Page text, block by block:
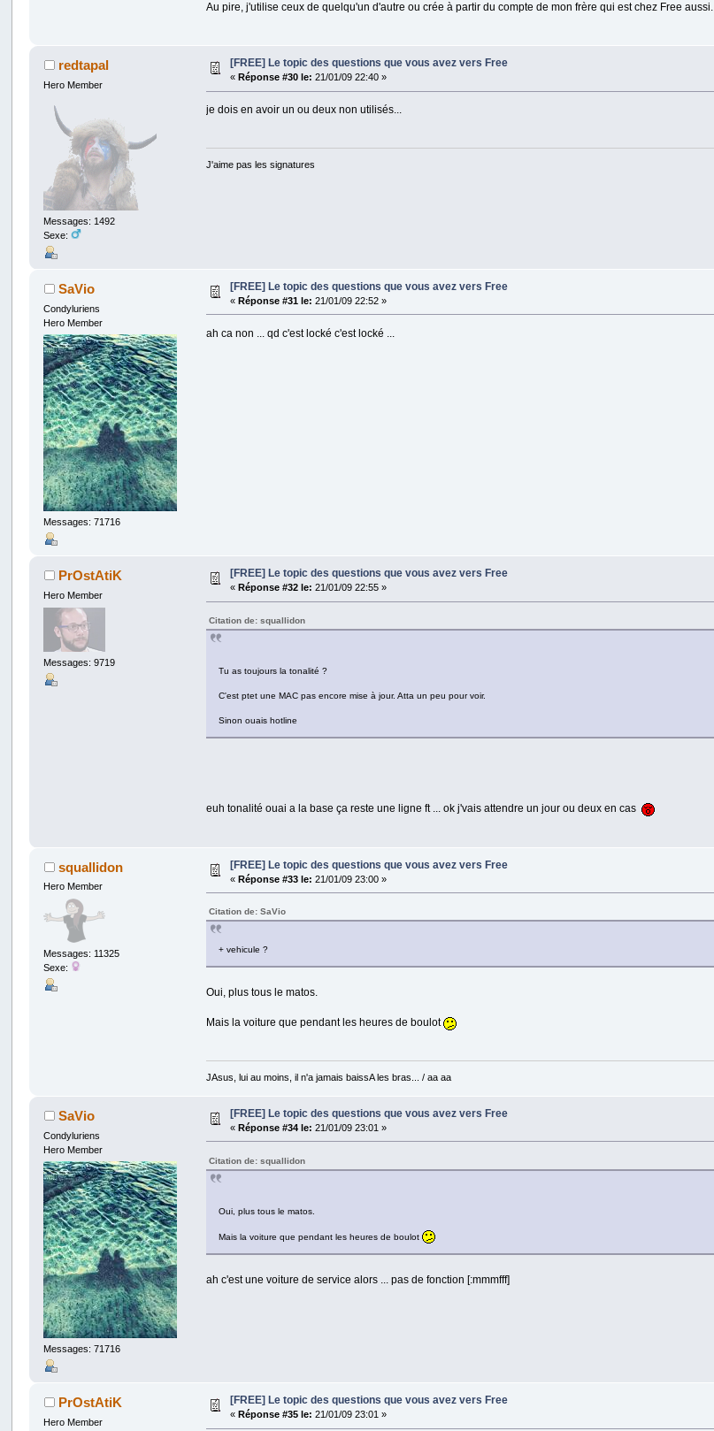
Au pire, j'utilise ceux de quelqu'un d'autre ou crée à partir du compte de mon frère qui est chez Free aussi.
redtapal
Hero Member
Messages: 1492
Sexe:
[FREE] Le topic des questions que vous avez vers Free
« Réponse #30 le: 21/01/09 22:40 »
je dois en avoir un ou deux non utilisés...
J'aime pas les signatures
SaVio
Condyluriens
Hero Member
Messages: 71716
[FREE] Le topic des questions que vous avez vers Free
«Réponse #31 le: 21/01/09 22:52 »
ah ca non ... qd c'est locké c'est locké ...
PrOstAtiK
Hero Member
Messages: 9719
[FREE] Le topic des questions que vous avez vers Free
« Réponse #32 le: 21/01/09 22:55 »
Citation de: squallidon
Tu as toujours la tonalité ?
C'est ptet une MAC pas encore mise à jour. Atta un peu pour voir.
Sinon ouais hotline
euh tonalité ouai a la base ça reste une ligne ft ... ok j'vais attendre un jour ou deux en cas
squallidon
Hero Member
Messages: 11325
Sexe:
[FREE] Le topic des questions que vous avez vers Free
«Réponse #33 le: 21/01/09 23:00 »
Citation de: SaVio
+ vehicule ?
Oui, plus tous le matos.
Mais la voiture que pendant les heures de boulot
JAsus, lui au moins, il n'a jamais baissA les bras... / aa aa
SaVio
Condyluriens
Hero Member
Messages: 71716
[FREE] Le topic des questions que vous avez vers Free
«Réponse #34 le: 21/01/09 23:01 »
Citation de: squallidon
Oui, plus tous le matos.
Mais la voiture que pendant les heures de boulot
ah c'est une voiture de service alors ... pas de fonction [:mmmfff]
PrOstAtiK
Hero Member
[FREE] Le topic des questions que vous avez vers Free
« Réponse #35 le: 21/01/09 23:01 »